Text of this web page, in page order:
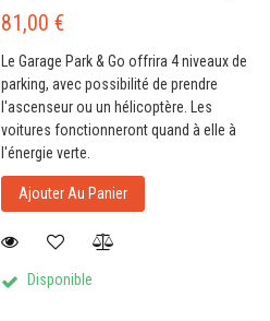
81,00 €
Le Garage Park & Go offrira 4 niveaux de
parking, avec possibilité de prendre
l'ascenseur ou un hélicoptère. Les
voitures fonctionneront quand à elle à
l'énergie verte.
Ajouter Au Panier
Disponible